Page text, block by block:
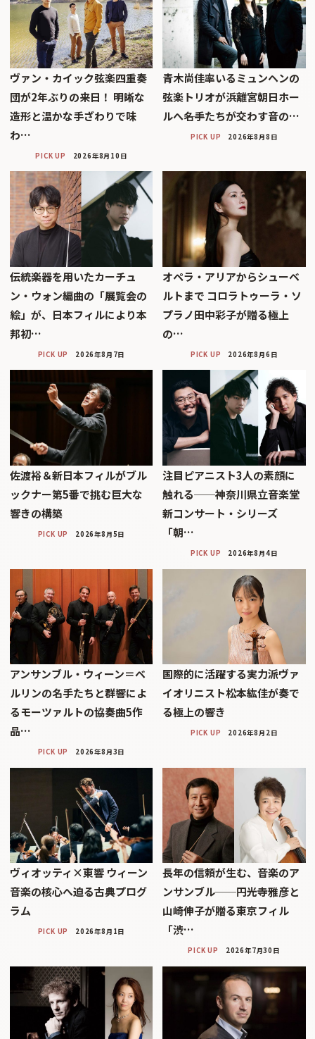
ヴァン・カイック弦楽四重奏
団が2年ぶりの来日！ 明晰な
造形と温かな手ざわりで味
わ…
PICK UP 2026年8月10日
青木尚佳率いるミュンヘンの
弦楽トリオが浜離宮朝日ホー
ルへ――名手たちが交わす音の…
PICK UP 2026年8月8日
伝統楽器を用いたカーチュ
ン・ウォン編曲の「展覧会の
絵」が、日本フィルにより本
邦初…
PICK UP 2026年8月7日
オペラ・アリアからシューベ
ルトまで コロラトゥーラ・ソ
プラノ田中彩子が贈る極上
の…
PICK UP 2026年8月6日
佐渡裕＆新日本フィルがブル
ックナー第5番で挑む巨大な
響きの構築
PICK UP 2026年8月5日
注目ピアニスト3人の素顔に
触れる──神奈川県立音楽堂
新コンサート・シリーズ
「朝…
PICK UP 2026年8月4日
アンサンブル・ウィーン＝ベ
ルリンの名手たちと群響によ
るモーツァルトの協奏曲5作
品…
PICK UP 2026年8月3日
国際的に活躍する実力派ヴァ
イオリニスト松本紘佳が奏で
る極上の響き
PICK UP 2026年8月2日
ヴィオッティ×東響 ウィーン
音楽の核心へ迫る古典プログ
ラム
PICK UP 2026年8月1日
長年の信頼が生む、音楽のア
ンサンブル──円光寺雅彦と
山崎伸子が贈る東京フィル
「渋…
PICK UP 2026年7月30日